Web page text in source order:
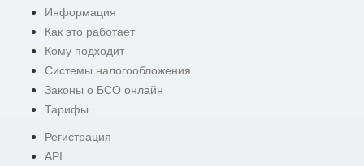
Информация
Как это работает
Кому подходит
Системы налогообложения
Законы о БСО онлайн
Тарифы
Регистрация
API